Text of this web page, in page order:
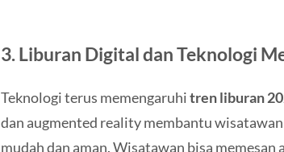
3. Liburan Digital dan Teknologi
Teknologi terus memengaruhitren liburan
dan augmented reality membantu
mudah dan aman. Wisatawan bisa